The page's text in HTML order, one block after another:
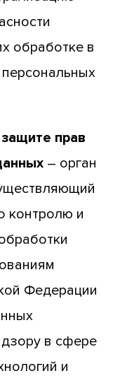
обработке в
прав
– орган
контролю и
Федерации
в сфере
и